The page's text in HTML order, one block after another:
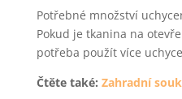
Potřebné množství
Pokud je tkanina na
potřeba použít více
Čtěte také: Zahradní